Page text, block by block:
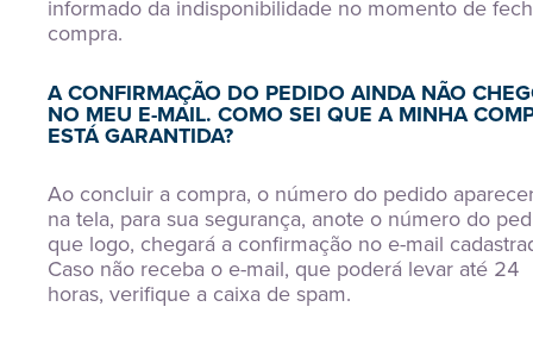
informado da indisponibilidade no momento de
compra.
A CONFIRMAÇÃO DO PEDIDO AINDA NÃO
NO MEU E-MAIL. COMO SEI QUE A MINHA
ESTÁ GARANTIDA?
Ao concluir a compra, o número do pedido
na tela, para sua segurança, anote o número do
que logo, chegará a confirmação no e-mail
Caso não receba o e-mail, que poderá levar até 24
horas, verifique a caixa de spam.